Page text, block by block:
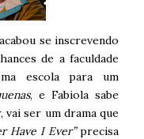
se inscrevendo
de a faculdade
escola para um
, e Fabiola sabe
vai ser um drama que
Have I Ever”precisa